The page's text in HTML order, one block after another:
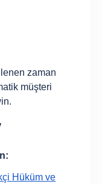
zaman
müşteri
Hüküm ve